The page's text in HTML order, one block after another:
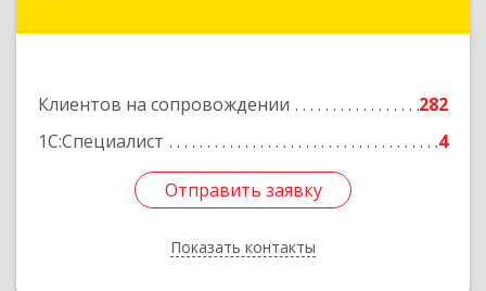
Клиентов на сопровождении
282
1С:Специалист
4
Отправить заявку
Показать контакты
Отправить заявку
Назад